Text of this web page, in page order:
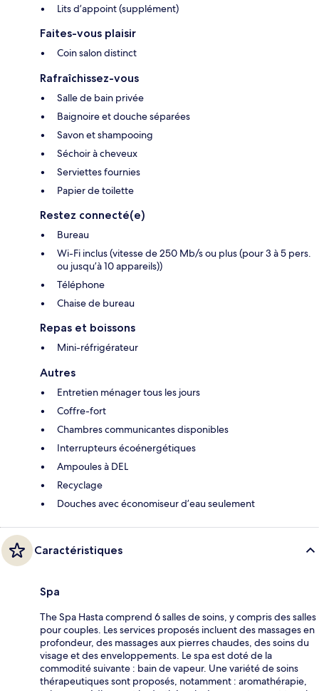
Lits d’appoint (supplément)
Faites-vous plaisir
Coin salon distinct
Rafraîchissez-vous
Salle de bain privée
Baignoire et douche séparées
Savon et shampooing
Séchoir à cheveux
Serviettes fournies
Papier de toilette
Restez connecté(e)
Bureau
Wi-Fi inclus (vitesse de 250 Mb/s ou plus (pour 3 à 5 pers.
ou jusqu’à 10 appareils))
Téléphone
Chaise de bureau
Repas et boissons
Mini-réfrigérateur
Autres
Entretien ménager tous les jours
Coffre-fort
Chambres communicantes disponibles
Interrupteurs écoénergétiques
Ampoules à DEL
Recyclage
Douches avec économiseur d’eau seulement
Caractéristiques
Spa
The Spa Hasta comprend 6 salles de soins, y compris des salles
pour couples. Les services proposés incluent des massages en
profondeur, des massages aux pierres chaudes, des soins du
visage et des enveloppements. Le spa est doté de la
commodité suivante : bain de vapeur. Une variété de soins
thérapeutiques sont proposés, notamment : aromathérapie,